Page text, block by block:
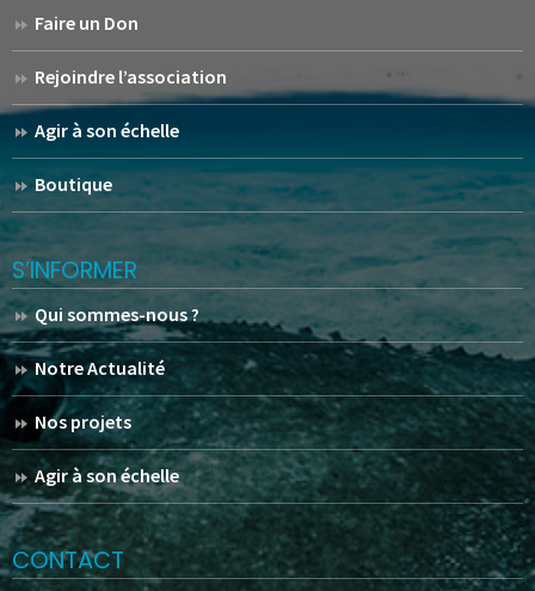
Faire un Don
Rejoindre l’association
Agir à son échelle
Boutique
S’INFORMER
Qui sommes-nous ?
Notre Actualité
Nos projets
Agir à son échelle
CONTACT